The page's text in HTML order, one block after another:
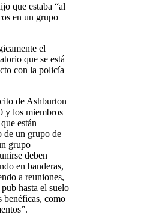
que estaba “al
en un grupo
el
que se está
con la policía
de Ashburton
y los miembros
están
de un grupo de
grupo
deben
en banderas,
a reuniones,
hasta el suelo
benéficas, como